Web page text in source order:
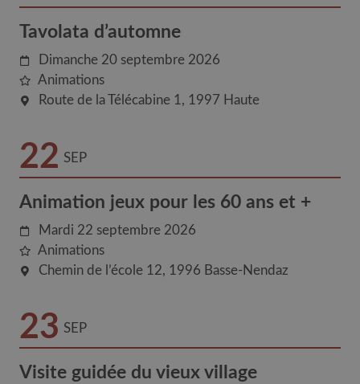
Tavolata d’automne
Dimanche 20 septembre 2026
Animations
Route de la Télécabine 1
1997 Haute
22 SEP
Animation jeux pour les 60 ans et +
Mardi 22 septembre 2026
Animations
Chemin de l’école 12 1996 Basse-Nendaz
23 SEP
Visite guidée du vieux village